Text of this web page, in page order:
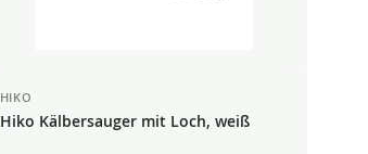
HIKO
Hiko Kälbersauger mit Loch, weiß